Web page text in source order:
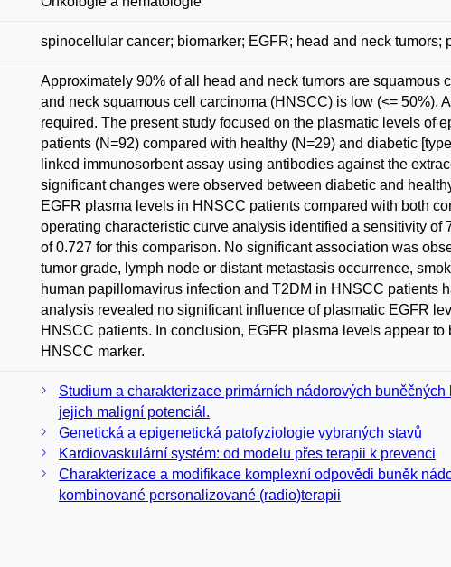
spinocellular cancer; biomarker; EGFR; head and neck tumors;
Approximately 90% of all head and neck tumors are
and neck squamous cell carcinoma (HNSCC) is low (<= 50%).
required. The present study focused on the plasmatic levels of
patients (N=92) compared with healthy (N=29) and diabetic
linked immunosorbent assay using antibodies against the
significant changes were observed between diabetic and
EGFR plasma levels in HNSCC patients compared with both
operating characteristic curve analysis identified a sensitivity
of 0.727 for this comparison. No significant association was
tumor grade, lymph node or distant metastasis occurrence,
human papillomavirus infection and T2DM in HNSCC patients
analysis revealed no significant influence of plasmatic EGFR
HNSCC patients. In conclusion, EGFR plasma levels appear
HNSCC marker.
Studium a charakterizace primárních nádorových
jejich maligní potenciál.
Genetická a epigenetická patofyziologie vybraných stavů
Kardiovaskulární systém: od modelu přes terapii k prevenci
Charakterizace a modifikace komplexní odpovědi buněk
kombinované personalizované (radio)terapii